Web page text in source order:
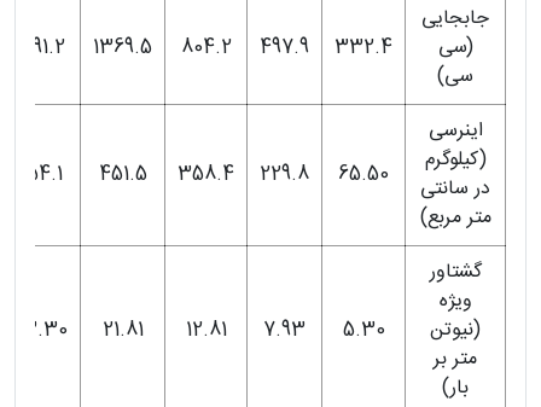
جابجایی
(سی
سی)
332.4
497.9
804.2
1369.5
2091.2
اینرسی
(کیلوگرم
در سانتی
متر مربع)
65.50
229.8
358.4
451.5
854.1
گشتاور
ویژه
(نیوتن
متر بر
بار)
5.30
7.93
12.81
21.81
33.30